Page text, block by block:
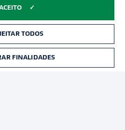
Aviso de privacidade
Trabalhe conosco
TODOS
FINALIDADES